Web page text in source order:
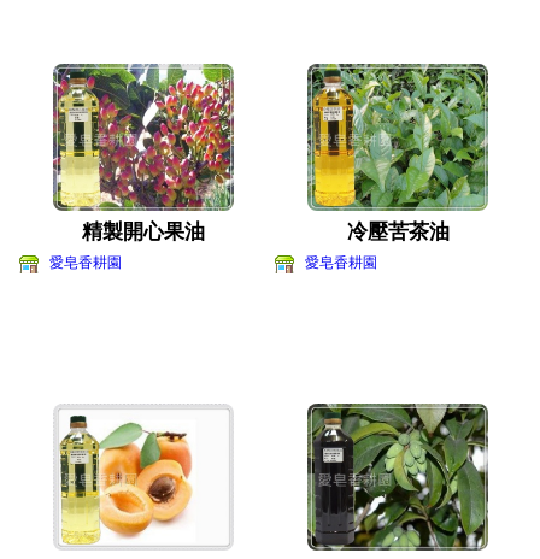
精製開心果油
愛皂香耕園
冷壓苦茶油
愛皂香耕園